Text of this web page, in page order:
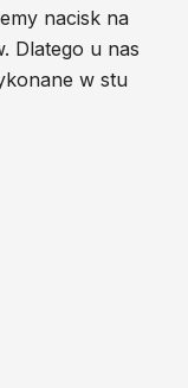
nacisk na
Dlatego u nas
w stu